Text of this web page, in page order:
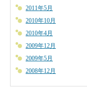
2011年5月
2010年10月
2010年4月
2009年12月
2009年5月
2008年12月